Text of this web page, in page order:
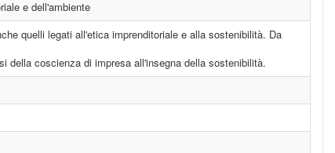
e dell'ambiente
quelli legati all'etica imprenditoriale e alla sostenibilità. Da
della coscienza di impresa all'insegna della sostenibilità.